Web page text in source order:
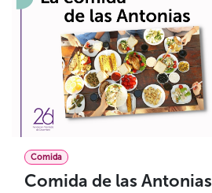
Comida
Comida de las Antonias